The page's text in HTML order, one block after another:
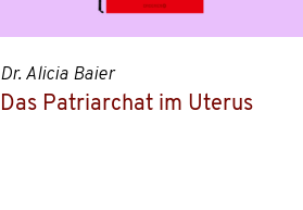
Dr. Alicia Baier
Das Patriarchat im Uterus